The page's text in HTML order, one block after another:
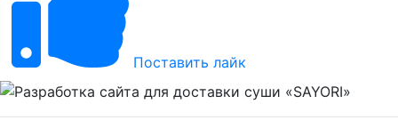
Поставить лайк